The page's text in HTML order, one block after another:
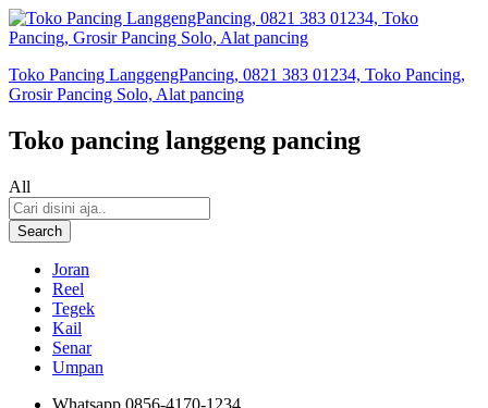
Toko Pancing LanggengPancing, 0821 383 01234, Toko Pancing,
Grosir Pancing Solo, Alat pancing
Toko pancing langgeng pancing
All
Search
Joran
Reel
Tegek
Kail
Senar
Umpan
Whatsapp 0856-4170-1234